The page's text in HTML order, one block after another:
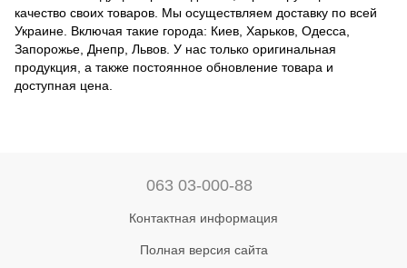
качество своих товаров. Мы осуществляем доставку по всей
Украине. Включая такие города: Киев, Харьков, Одесса,
Запорожье, Днепр, Львов. У нас только оригинальная
продукция, а также постоянное обновление товара и
доступная цена.
063 03-000-88
Контактная информация
Полная версия сайта